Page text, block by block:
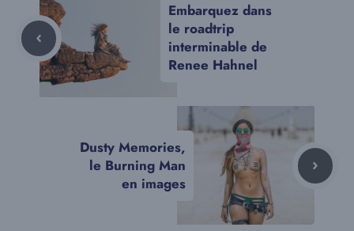
Embarquez dans
le roadtrip
interminable de
Renee Hahnel
Dusty Memories,
le Burning Man
en images